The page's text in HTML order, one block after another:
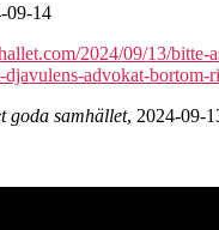
09-14
2024/09/13/bitte-
djavulens-advokat-
goda samhället, 2024-09-